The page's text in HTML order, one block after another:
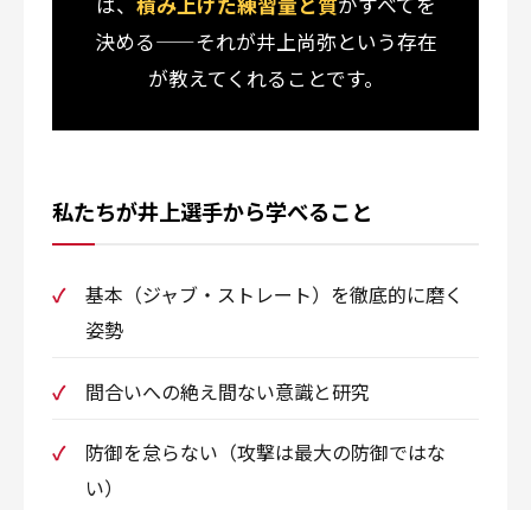
決める——それが井上尚弥という存在
が教えてくれることです。
私たちが井上選手から学べること
基本（ジャブ・ストレート）を徹底的に磨く
姿勢
間合いへの絶え間ない意識と研究
防御を怠らない（攻撃は最大の防御ではな
い）